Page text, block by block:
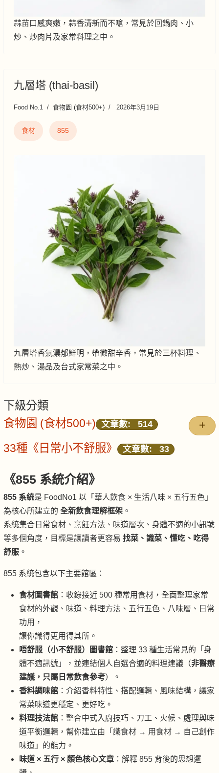
蒜苗口感爽嫩，蒜香清新而不嗆，常見於回鍋肉、小
炒、炒肉片及家常料理之中。
九層塔 (thai-basil)
Food No.1 食物園 (食材500+) 2026年3月19日
食材 855
九層塔香氣濃郁鮮明，帶微甜辛香，常見於三杯料理、
熱炒、湯品及台式家常菜之中。
下級分類
食物園 (食材500+) 文章數: 514
33種《日常小不舒服》 文章數: 33
《855 系統介紹》
855 系統是 FoodNo1 以「華人飲食 × 生活八味 × 五行五色」
為核心所建立的 全新飲食理解框架 。
系統集合日常食材、烹飪方法、味道層次、身體不適的小訊號
等多個角度，目標是讓讀者更容易 找菜、識菜、懂吃、吃得
舒服 。
855 系統包含以下主要館區：
食材圖書館 ：收錄接近 500 種常用食材，全面整理家常
食材的外觀、味道、料理方法、五行五色、八味層、日常
功用，
讓你識得更用得其所。
唔舒服（小不舒服）圖書館 ：整理 33 種生活常見的「身
體不適訊號」，並連結個人自選合適的料理建議（非醫療
建議，只屬日常飲食參考）。
香料調味館 ：介紹香料特性、搭配邏輯、風味結構，讓家
常菜味道更穩定、更好吃。
料理技法館 ：整合中式入廚技巧、刀工、火候、處理與味
道平衡邏輯，幫你建立由「識食材 → 用食材 → 自己創作
味道」的能力。
味道 × 五行 × 顏色核心文章 ：解釋 855 背後的思想邏